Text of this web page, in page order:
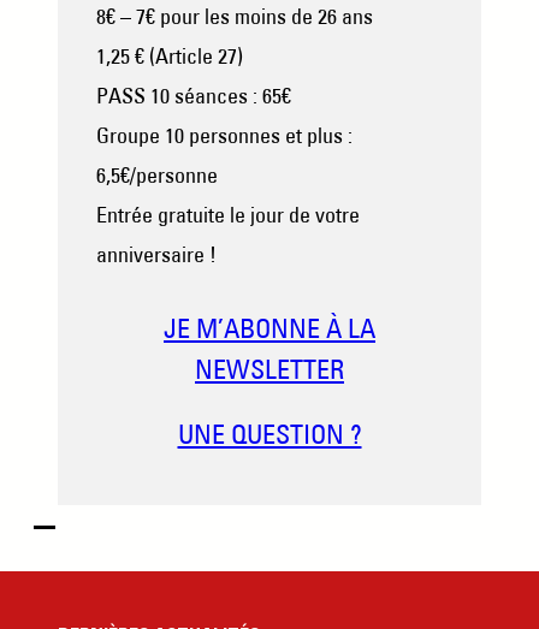
8€ – 7€ pour les moins de 26 ans
1,25 € (Article 27)
PASS 10 séances : 65€
Groupe 10 personnes et plus :
6,5€/personne
Entrée gratuite le jour de votre
anniversaire !
JE M’ABONNE À LA
NEWSLETTER
UNE QUESTION ?